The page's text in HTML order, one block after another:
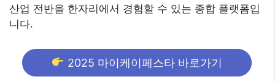
산업 전반을 한자리에서 경험할 수 있는 종합 플랫폼입
니다.
2025 마이케이페스타 바로가기